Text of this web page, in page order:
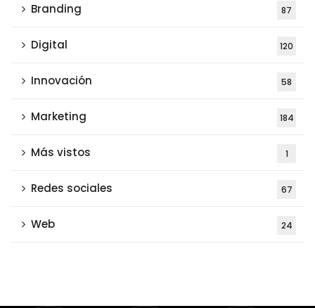
Branding 87
Digital 120
Innovación 58
Marketing 184
Más vistos 1
Redes sociales 67
Web 24